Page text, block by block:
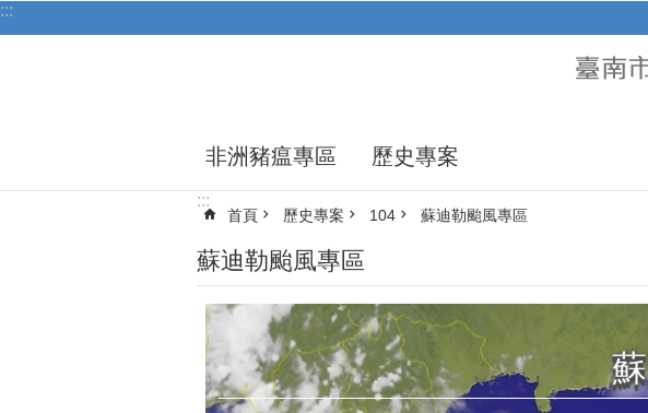
跳到主要內容區塊
:::
非洲豬瘟專區 歷史專案
:::
首頁 歷史專案 104 蘇迪勒颱風專區
蘇迪勒颱風專區